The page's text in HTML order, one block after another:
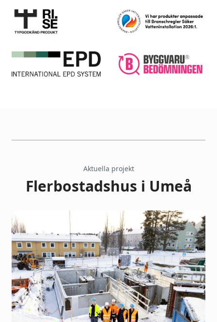
Aktuella projekt
Flerbostadshus i Umeå